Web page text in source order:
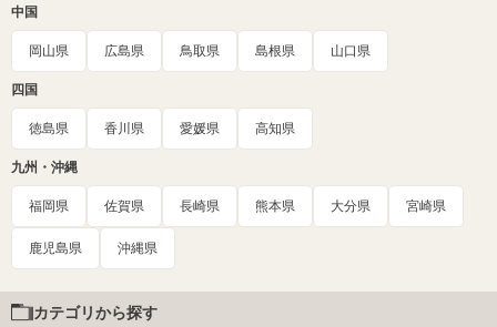
中国
岡山県 広島県 鳥取県 島根県 山口県
四国
徳島県 香川県 愛媛県 高知県
九州・沖縄
福岡県 佐賀県 長崎県 熊本県 大分県 宮崎県
鹿児島県 沖縄県
カテゴリから探す